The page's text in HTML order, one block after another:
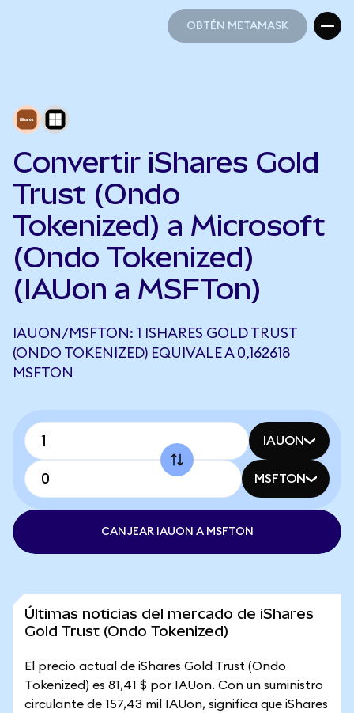
OBTÉN METAMASK
Convertir iShares Gold
Trust (Ondo
Tokenized) a Microsoft
(Ondo Tokenized)
(IAUon a MSFTon)
IAUON/MSFTON: 1 ISHARES GOLD TRUST
(ONDO TOKENIZED) EQUIVALE A 0,162618
MSFTON
IAUON
MSFTON
CANJEAR IAUON A MSFTON
Últimas noticias del mercado de iShares
Gold Trust (Ondo Tokenized)
El precio actual de iShares Gold Trust (Ondo
Tokenized) es 81,41 $ por IAUon. Con un suministro
circulante de 157,43 mil IAUon, significa que iShares